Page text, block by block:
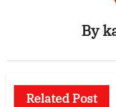
By
Related Post